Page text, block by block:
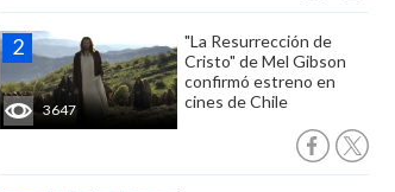
3647
"La Resurrección de
Cristo" de Mel Gibson
confirmó estreno en
cines de Chile